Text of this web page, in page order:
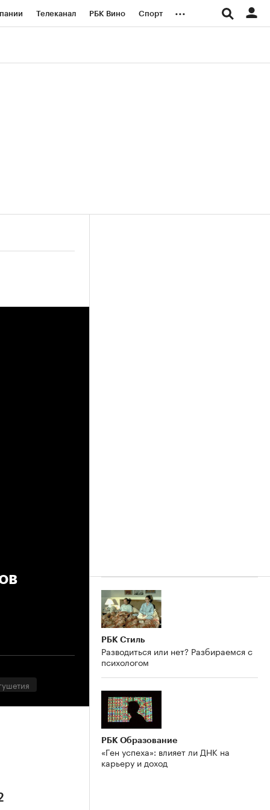
Телеканал РБК Вино Спорт ...
РБК Стиль
Разводиться или нет? Разбираемся с
психологом
РБК Образование
«Ген успеха»: влияет ли ДНК на
карьеру и доход